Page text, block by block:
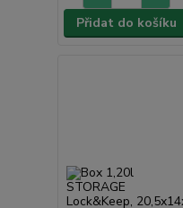
Přidat do košíku